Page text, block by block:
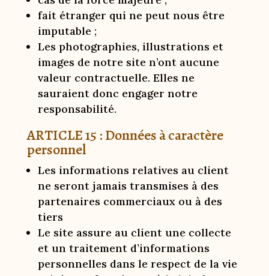
fait étranger qui ne peut nous être
imputable ;
Les photographies, illustrations et
images de notre site n’ont aucune
valeur contractuelle. Elles ne
sauraient donc engager notre
responsabilité.
ARTICLE 15 : Données à caractère
personnel
Les informations relatives au client
ne seront jamais transmises à des
partenaires commerciaux ou à des
tiers
Le site assure au client une collecte
et un traitement d’informations
personnelles dans le respect de la vie